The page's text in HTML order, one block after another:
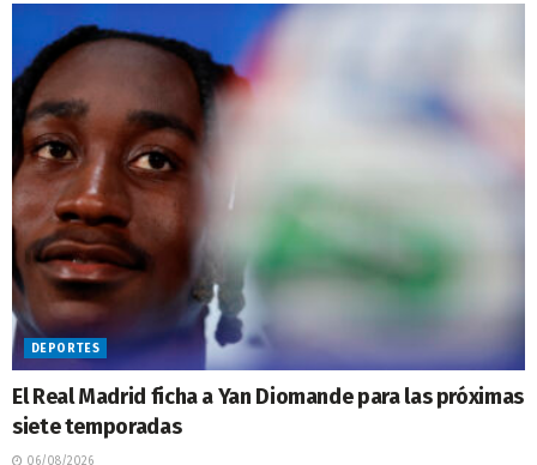
DEPORTES
El Real Madrid ficha a Yan Diomande para las próximas
siete temporadas
06/08/2026